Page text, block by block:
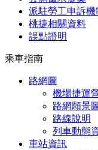
派駐勞工申訴機
桃捷相關資料
誤點證明
乘車指南
路網圖
機場捷運
路網願景圖
路線說明
列車動態
車站資訊